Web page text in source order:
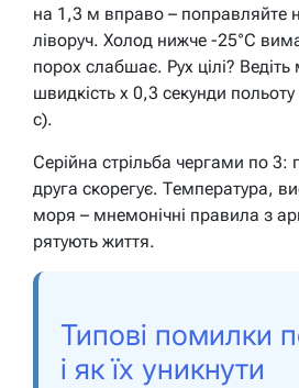
на 1,3 м вправо – поправляйте
ліворуч. Холод нижче -25°C
порох слабшає. Рух цілі?
швидкість х 0,3 секунди
с).
Серійна стрільба чергами по 3:
друга скорегує. Температура,
моря – мнемонічні правила з
рятують життя.
Типові помилки
і як їх уникнути